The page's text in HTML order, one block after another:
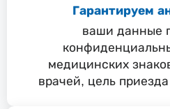
Гарантируем
ваши данные
медицинских
врачей, цель